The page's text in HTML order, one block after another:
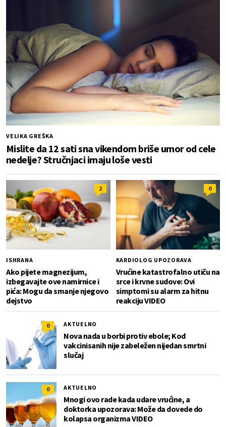
VELIKA GREŠKA
Mislite da 12 sati sna vikendom briše umor od cele
nedelje? Stručnjaci imaju loše vesti
2
ISHRANA
Ako pijete magnezijum,
izbegavajte ove namirnice i
pića: Mogu da smanje njegovo
dejstvo
0
KARDIOLOG UPOZORAVA
Vrućine katastrofalno utiču na
srce i krvne sudove: Ovi
simptomi su alarm za hitnu
reakciju VIDEO
0 AKTUELNO
Nova nada u borbi protiv ebole; Kod
vakcinisanih nije zabeležen nijedan smrtni
slučaj
0 AKTUELNO
Mnogi ovo rade kada udare vrućine, a
doktorka upozorava: Može da dovede do
kolapsa organizma VIDEO